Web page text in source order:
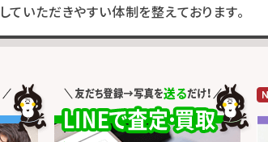
いただきやすい体制を整えております。